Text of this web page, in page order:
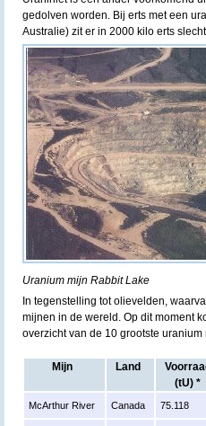
gedolven worden. Bij erts met een
Australie) zit er in 2000 kilo erts
Uranium mijn Rabbit Lake
In tegenstelling tot olievelden,
mijnen in de wereld. Op dit moment
overzicht van de 10 grootste uranium
Mijn Land
(tU) *
McArthur River Canada 75.118